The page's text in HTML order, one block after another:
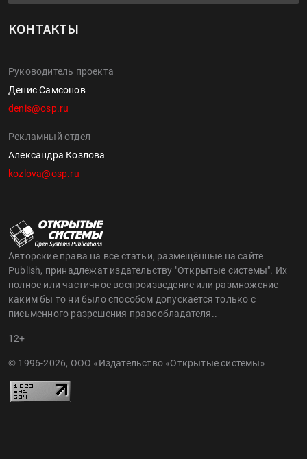
КОНТАКТЫ
Руководитель проекта
Денис Самсонов
denis@osp.ru
Рекламный отдел
Александра Козлова
kozlova@osp.ru
Авторские права на все статьи, размещённые на сайте
Publish, принадлежат издательству "Открытые системы". Их
полное или частичное воспроизведение или размножение
каким бы то ни было способом допускается только с
письменного разрешения правообладателя..
12+
© 1996-2026, ООО «Издательство «Открытые системы»